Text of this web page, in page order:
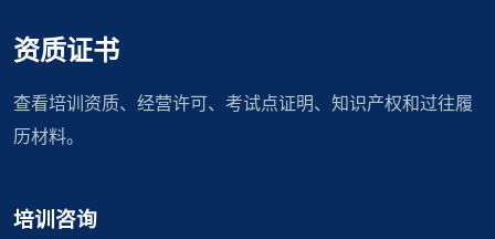
资质证书
查看培训资质、经营许可、考试点证明、知识产权和过往履
历材料。
培训咨询